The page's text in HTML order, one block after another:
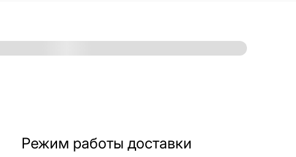
Режим работы доставки